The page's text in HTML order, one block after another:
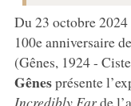
Du 23 octobre 2024
100e anniversaire
(Gênes, 1924 -
Gênesprésente
Incredibly Farde